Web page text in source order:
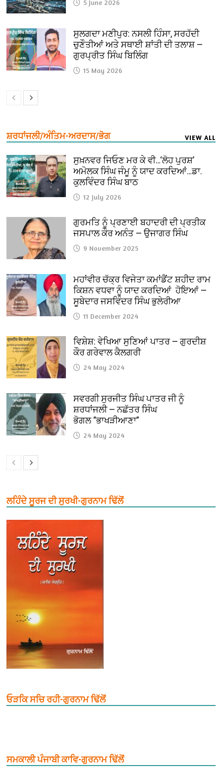
5 June 2026
ਸੁਲਗਦਾ ਮਣੀਪੁਰ: ਨਸਲੀ ਹਿੰਸਾ, ਸਰਹੱਦੀ
ਚੁਣੌਤੀਆਂ ਅਤੇ ਸਥਾਈ ਸ਼ਾਂਤੀ ਦੀ ਤਲਾਸ਼ —
ਗੁਰਪ੍ਰੀਤ ਸਿੰਘ ਬਿਲਿੰਗ
15 May 2026
ਸ਼ਰਧਾਂਜਲੀ/ਅੰਤਿਮ-ਅਰਦਾਸ/ਭੋਗ VIEW ALL
ਸੁਖ਼ਨਵਰ ਜਿਓਣ ਮਰ ਕੇ ਵੀ…‘ਲੋਹ ਪੁਰਸ਼’
ਅਮੋਲਕ ਸਿੰਘ ਜੰਮੂ ਨੂੰ ਯਾਦ ਕਰਦਿਆਂ…ਡਾ.
ਕੁਲਵਿੰਦਰ ਸਿੰਘ ਬਾਠ
12 July 2026
ਗੁਰਮਤਿ ਨੂੰ ਪ੍ਰਣਾਈ ਬਹਾਦਰੀ ਦੀ ਪ੍ਰਤੀਕ
ਜਸਪਾਲ ਕੌਰ ਅਨੰਤ — ਉਜਾਗਰ ਸਿੰਘ
9 November 2025
ਮਹਾਂਵੀਰ ਚੱਕ੍ਰ ਵਿਜੇਤਾ ਕਮਾਂਡੈਂਟ ਸ਼ਹੀਦ ਰਾਮ
ਕਿਸ਼ਨ ਵਧਵਾ ਨੂੰ ਯਾਦ ਕਰਦਿਆਂ ਹੋਇਆਂ —
ਸੂਬੇਦਾਰ ਜਸਵਿੰਦਰ ਸਿੰਘ ਭੁਲੇਰੀਆ
11 December 2024
ਵਿਸ਼ੇਸ਼: ਵੇਖਿਆ ਸੁਣਿਆਂ ਪਾਤਰ — ਗੁਰਦੀਸ਼
ਕੌਰ ਗਰੇਵਾਲ ਕੈਲਗਰੀ
24 May 2024
ਸਵਰਗੀ ਸੁਰਜੀਤ ਸਿੰਘ ਪਾਤਰ ਜੀ ਨੂੰ
ਸ਼ਰਧਾਂਜਲੀ — ਨਛੱਤਰ ਸਿੰਘ
ਭੋਗਲ “ਭਾਖੜੀਆਣਾ”
24 May 2024
ਲਹਿੰਦੇ ਸੂਰਜ ਦੀ ਸੁਰਖੀ-ਗੁਰਨਾਮ ਢਿੱਲੋਂ
ਓੜਕਿ ਸਚਿ ਰਹੀ-ਗੁਰਨਾਮ ਢਿੱਲੋਂ
ਸਮਕਾਲੀ ਪੰਜਾਬੀ ਕਾਵਿ-ਗੁਰਨਾਮ ਢਿੱਲੋਂ